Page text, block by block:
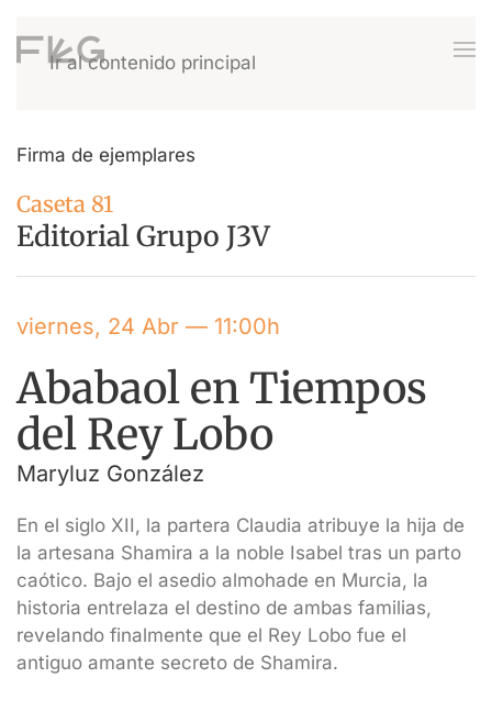
Ir al contenido principal
Firma de ejemplares
Caseta 81
Editorial Grupo J3V
viernes, 24 Abr — 11:00h
Ababaol en Tiempos
del Rey Lobo
Maryluz González
En el siglo XII, la partera Claudia atribuye la hija de
la artesana Shamira a la noble Isabel tras un parto
caótico. Bajo el asedio almohade en Murcia, la
historia entrelaza el destino de ambas familias,
revelando finalmente que el Rey Lobo fue el
antiguo amante secreto de Shamira.